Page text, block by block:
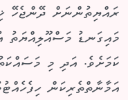
ރައްޔިތުންނަށް ދޭންޖެހޭ
މައިގަނޑު
ކަމަށެވެ. އަދި މި
އަމާނާތްތެރިކަން